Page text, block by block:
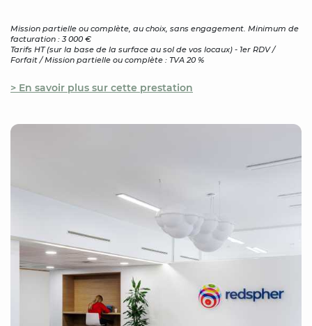
Mission partielle ou complète, au choix, sans engagement. Minimum de
facturation : 3 000 €
Tarifs HT (sur la base de la surface au sol de vos locaux) - 1er RDV /
Forfait / Mission partielle ou complète : TVA 20 %
> En savoir plus sur cette prestation